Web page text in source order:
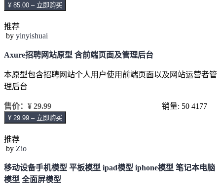
¥ 85.00 – 立即购买
推荐
by yinyishuai
Axure招聘网站原型 含前端页面及管理后台
本原型包含招聘网站个人用户使用前端页面以及网站运营者管
理后台
售价： ¥ 29.99 销量: 50 4177
¥ 29.99 – 立即购买
推荐
by Zio
移动设备手机模型 平板模型 ipad模型 iphone模型 笔记本电脑
模型 全面屏模型